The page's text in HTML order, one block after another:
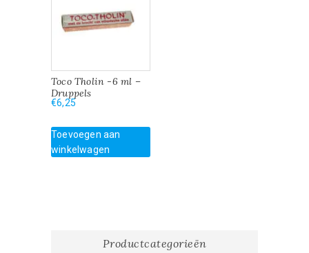
Toco Tholin -6 ml –
Druppels
€6,25
Toevoegen aan
winkelwagen
Productcategorieën